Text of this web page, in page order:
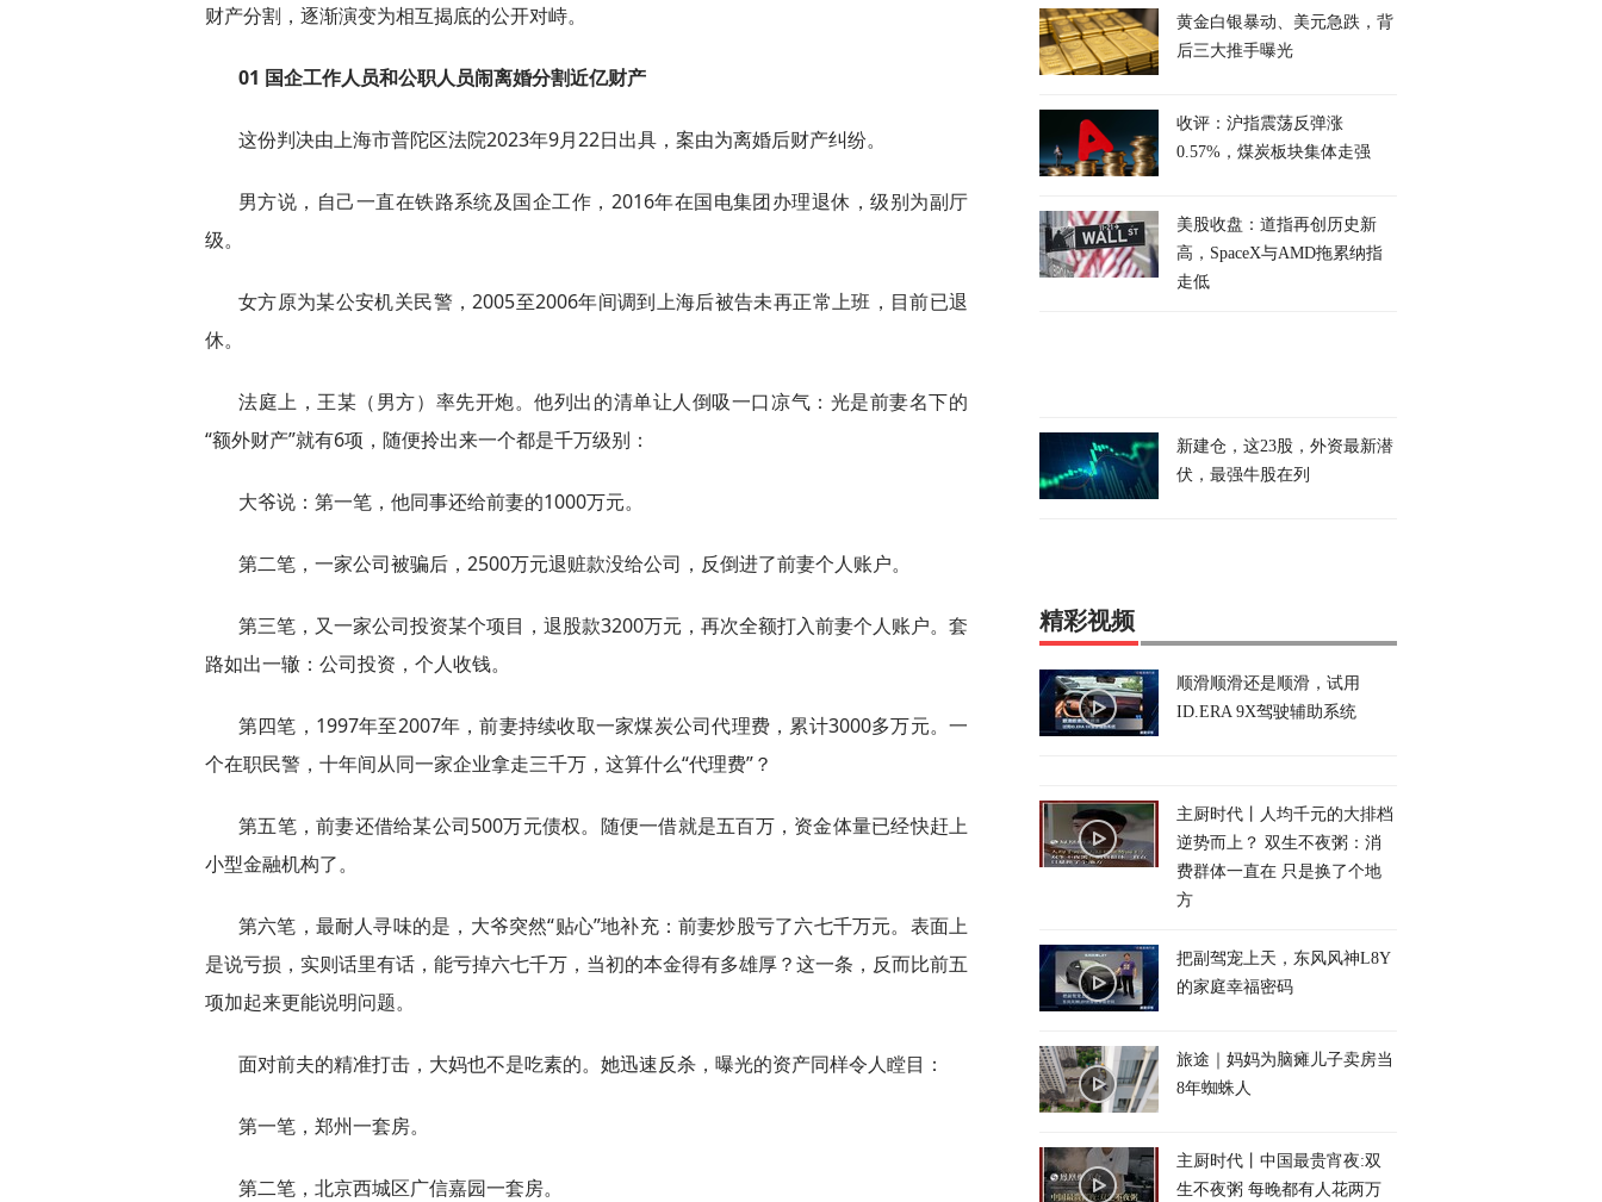
财产分割，逐渐演变为相互揭底的公开对峙。
01 国企工作人员和公职人员闹离婚分割近亿财产
这份判决由上海市普陀区法院2023年9月22日出具，案由为离婚后财产纠纷。
男方说，自己一直在铁路系统及国企工作，2016年在国电集团办理退休，级别为副厅
级。
女方原为某公安机关民警，2005至2006年间调到上海后被告未再正常上班，目前已退
休。
法庭上，王某（男方）率先开炮。他列出的清单让人倒吸一口凉气：光是前妻名下的
“额外财产”就有6项，随便拎出来一个都是千万级别：
大爷说：第一笔，他同事还给前妻的1000万元。
第二笔，一家公司被骗后，2500万元退赃款没给公司，反倒进了前妻个人账户。
第三笔，又一家公司投资某个项目，退股款3200万元，再次全额打入前妻个人账户。套
路如出一辙：公司投资，个人收钱。
第四笔，1997年至2007年，前妻持续收取一家煤炭公司代理费，累计3000多万元。一
个在职民警，十年间从同一家企业拿走三千万，这算什么“代理费”？
第五笔，前妻还借给某公司500万元债权。随便一借就是五百万，资金体量已经快赶上
小型金融机构了。
第六笔，最耐人寻味的是，大爷突然“贴心”地补充：前妻炒股亏了六七千万元。表面上
是说亏损，实则话里有话，能亏掉六七千万，当初的本金得有多雄厚？这一条，反而比前五
项加起来更能说明问题。
面对前夫的精准打击，大妈也不是吃素的。她迅速反杀，曝光的资产同样令人瞠目：
第一笔，郑州一套房。
第二笔，北京西城区广信嘉园一套房。
黄金白银暴动、美元急跌，背
后三大推手曝光
收评：沪指震荡反弹涨
0.57%，煤炭板块集体走强
美股收盘：道指再创历史新
高，SpaceX与AMD拖累纳指
走低
新建仓，这23股，外资最新潜
伏，最强牛股在列
精彩视频
顺滑顺滑还是顺滑，试用
ID.ERA 9X驾驶辅助系统
主厨时代丨人均千元的大排档
逆势而上？ 双生不夜粥：消
费群体一直在 只是换了个地
方
把副驾宠上天，东风风神L8Y
的家庭幸福密码
旅途｜妈妈为脑瘫儿子卖房当
8年蜘蛛人
主厨时代丨中国最贵宵夜:双
生不夜粥 每晚都有人花两万